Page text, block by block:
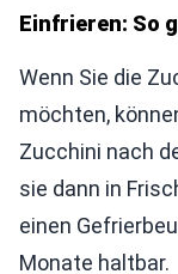
Einfrieren: So
Wenn Sie die
möchten,
Zucchini nach
sie dann in
einen
Monate haltbar.